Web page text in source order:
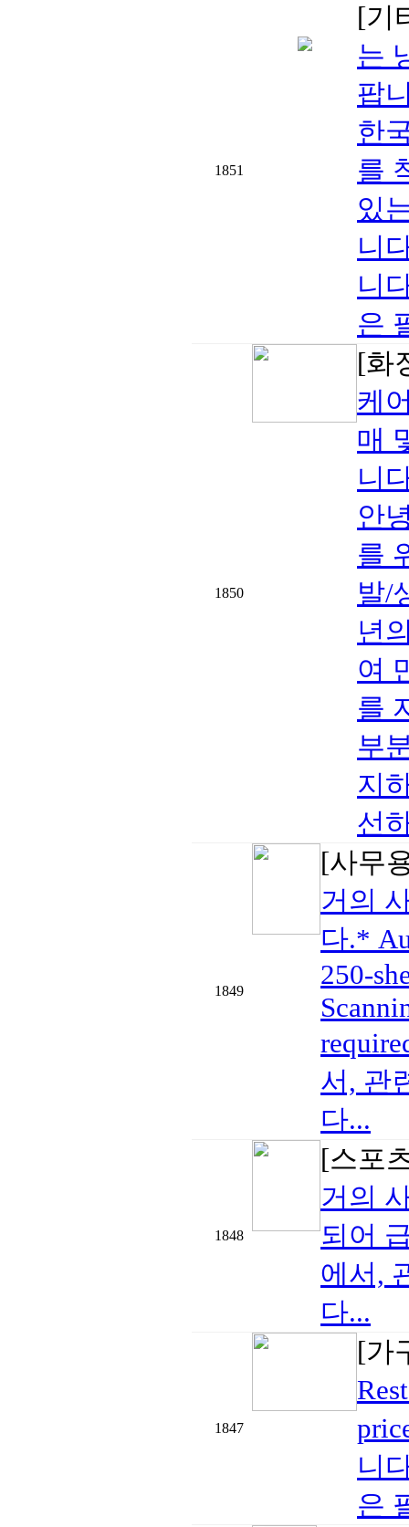
1851
[기
는
팝
한
를
있
니
니
은
1850
[화
케
매
니
안
를
발/
년
여
를
부
지
선
1849
[사무
거의
다.*
250-
서, 관
다...
1848
[스포
거의
되어
에서,
다...
1847
[가
니
은